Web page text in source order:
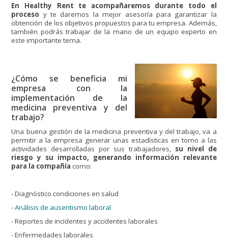
En Healthy Rent te acompañaremos durante todo el
proceso y te daremos la mejor asesoría para garantizar la
obtención de los objetivos propuestos para tu empresa. Además,
también podrás trabajar de la mano de un equipo experto en
este importante tema.
¿Cómo se beneficia mi
empresa con la
implementación de la
medicina preventiva y del
trabajo?
Una buena gestión de la medicina preventiva y del trabajo, va a
permitir a la empresa generar unas estadísticas en torno a las
actividades desarrolladas por sus trabajadores, su nivel de
riesgo y su impacto, generando información relevante
para la compañía como:
- Diagnóstico condiciones en salud
-Análisis de ausentismo laboral
- Reportes de incidentes y accidentes laborales
- Enfermedades laborales